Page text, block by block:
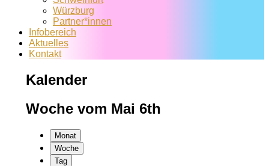
Würzburg
Partner*innen
Infobereich
Aktuelles
Kontakt
Kalender
Woche vom Mai 6th
Monat
Woche
Tag